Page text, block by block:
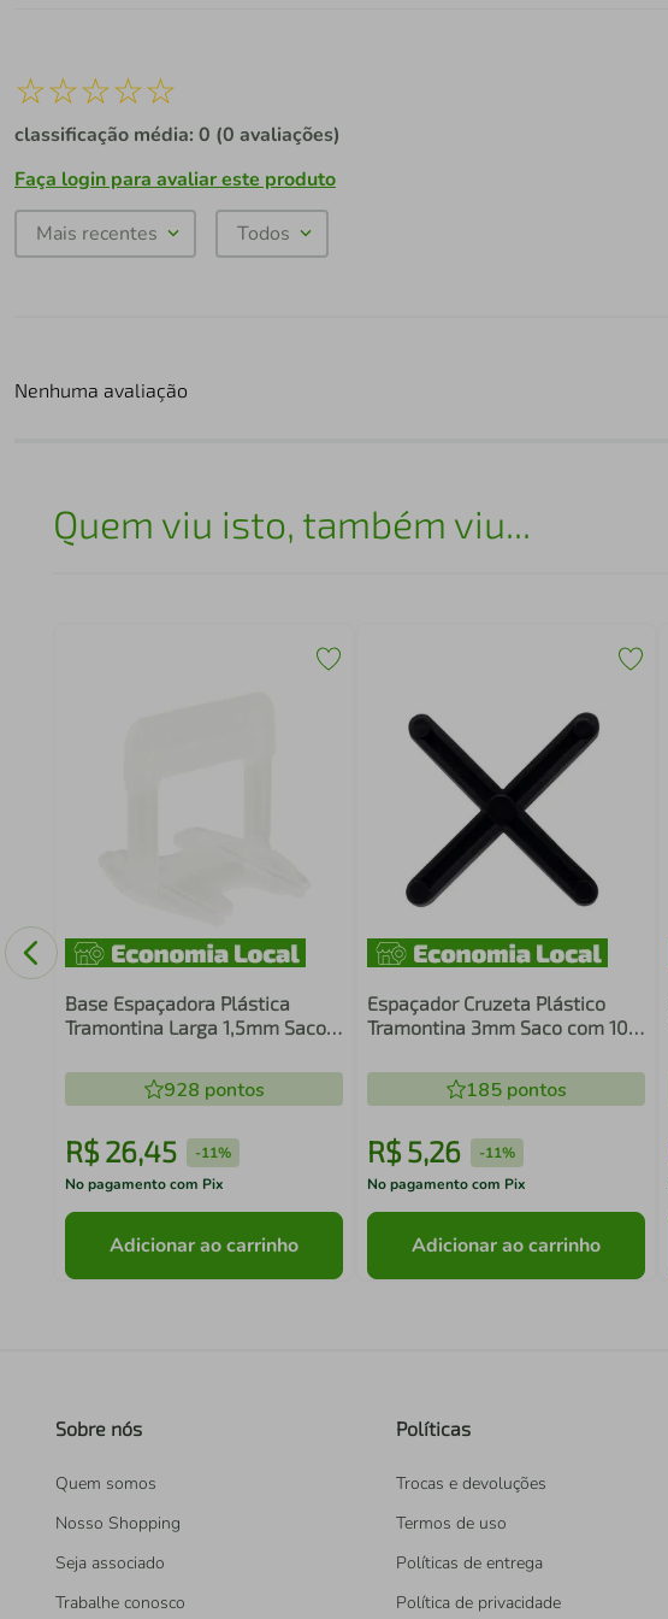
☆☆☆☆☆
classificação média: 0 (0 avaliações)
Faça login para avaliar este produto
Mais recentes Todos
Nenhuma avaliação
Quem viu isto, também viu...
Base Espaçadora Plástica
Tramontina Larga 1,5mm Saco
928 pontos
R$ 26,45 -11%
No pagamento com Pix
Adicionar ao carrinho
Espaçador Cruzeta Plástico
Tramontina 3mm Saco com 100
185pontos
R$ 5,26 -11%
No pagamento com Pix
Adicionar ao carrinho
Sobre nós
Quem somos
Nosso Shopping
Seja associado
Trabalhe conosco
Políticas
Trocas e devoluções
Termos de uso
Políticas de entrega
Política de privacidade